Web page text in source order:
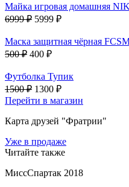
Майка игровая домашняя
6999 ₽ 5999 ₽
Маска защитная чёрная
500 ₽ 400 ₽
Футболка Тупик
1500 ₽ 1300 ₽
Перейти в магазин
Карта друзей "Фратрии"
Уже в продаже
Читайте также
МиссСпартак 2018